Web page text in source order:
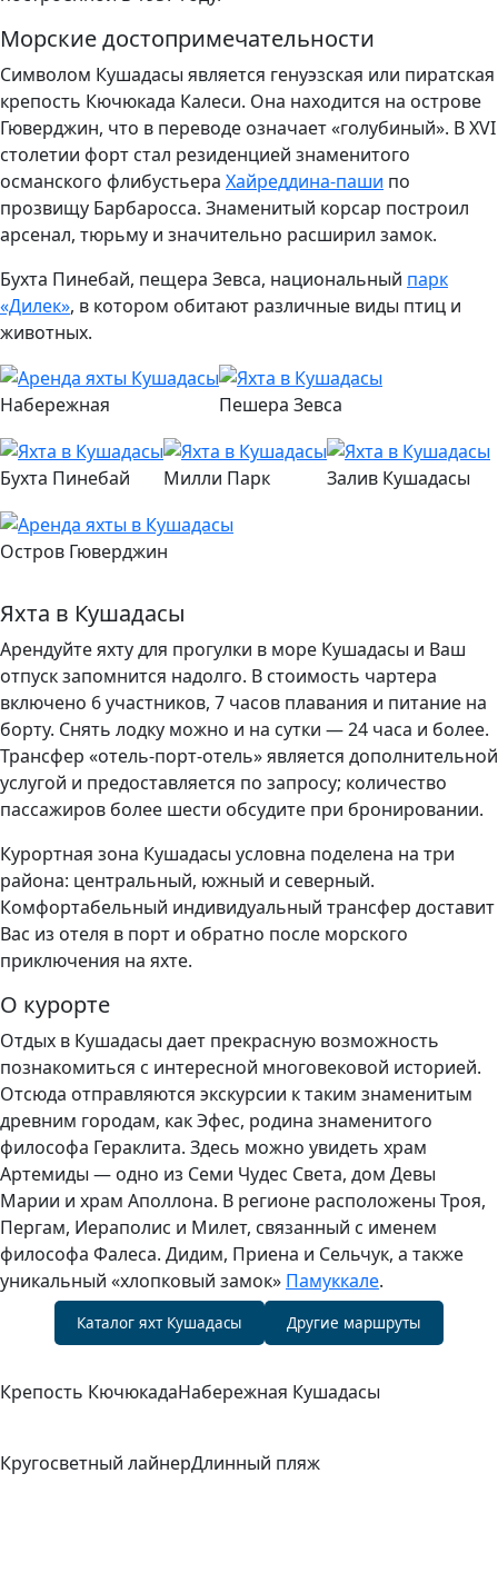
Морские достопримечательности
Символом Кушадасы является генуэзская или пиратская
крепость Кючюкада Калеси. Она находится на острове
Гюверджин, что в переводе означает «голубиный». В XVI
столетии форт стал резиденцией знаменитого
османского флибустьера Хайреддина-паши по
прозвищу Барбаросса. Знаменитый корсар построил
арсенал, тюрьму и значительно расширил замок.
Бухта Пинебай, пещера Зевса, национальный парк
«Дилек», в котором обитают различные виды птиц и
животных.
Набережная Пешера Зевса
Бухта Пинебай Милли Парк Залив Кушадасы
Остров Гюверджин
Яхта в Кушадасы
Арендуйте яхту для прогулки в море Кушадасы и Ваш
отпуск запомнится надолго. В стоимость чартера
включено 6 участников, 7 часов плавания и питание на
борту. Снять лодку можно и на сутки — 24 часа и более.
Трансфер «отель-порт-отель» является дополнительной
услугой и предоставляется по запросу; количество
пассажиров более шести обсудите при бронировании.
Курортная зона Кушадасы условна поделена на три
района: центральный, южный и северный.
Комфортабельный индивидуальный трансфер доставит
Вас из отеля в порт и обратно после морского
приключения на яхте.
О курорте
Отдых в Кушадасы дает прекрасную возможность
познакомиться с интересной многовековой историей.
Отсюда отправляются экскурсии к таким знаменитым
древним городам, как Эфес, родина знаменитого
философа Гераклита. Здесь можно увидеть храм
Артемиды — одно из Семи Чудес Света, дом Девы
Марии и храм Аполлона. В регионе расположены Троя,
Пергам, Иераполис и Милет, связанный с именем
философа Фалеса. Дидим, Приена и Сельчук, а также
уникальный «хлопковый замок» Памуккале.
Каталог яхт Кушадасы Другие маршруты
Крепость КючюкадаНабережная Кушадасы
Кругосветный лайнерДлинный пляж